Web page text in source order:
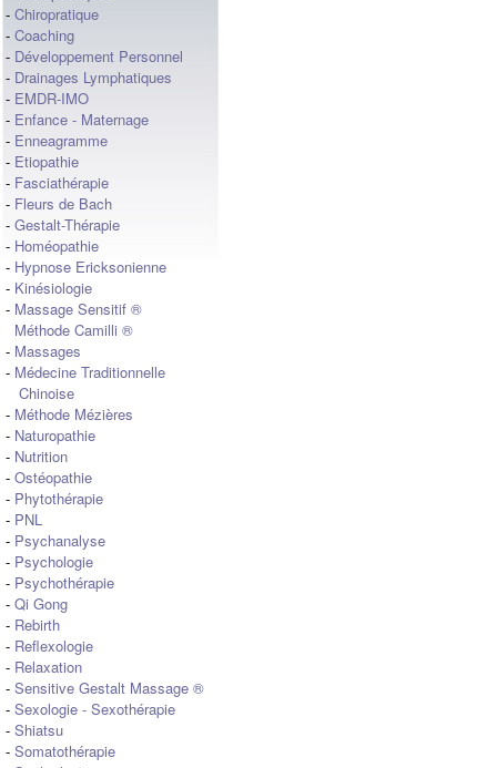
- Chiropratique
- Coaching
- Développement Personnel
- Drainages Lymphatiques
- EMDR-IMO
- Enfance - Maternage
- Enneagramme
- Etiopathie
- Fasciathérapie
- Fleurs de Bach
- Gestalt-Thérapie
- Homéopathie
- Hypnose Ericksonienne
- Kinésiologie
- Massage Sensitif ®
Méthode Camilli ®
- Massages
- Médecine Traditionnelle
Chinoise
- Méthode Mézières
- Naturopathie
- Nutrition
- Ostéopathie
- Phytothérapie
- PNL
- Psychanalyse
- Psychologie
- Psychothérapie
- Qi Gong
- Rebirth
- Reflexologie
- Relaxation
- Sensitive Gestalt Massage ®
- Sexologie - Sexothérapie
- Shiatsu
- Somatothérapie